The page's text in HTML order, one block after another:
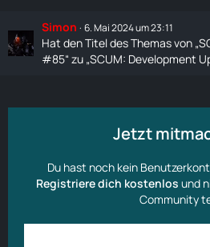
Simon 6. Mai 2024 um 23:11
Hat den Titel des Themas von
#85“ zu „SCUM: Development
Jetzt
Du hast noch kein
Registriere dich kostenlos und
Community